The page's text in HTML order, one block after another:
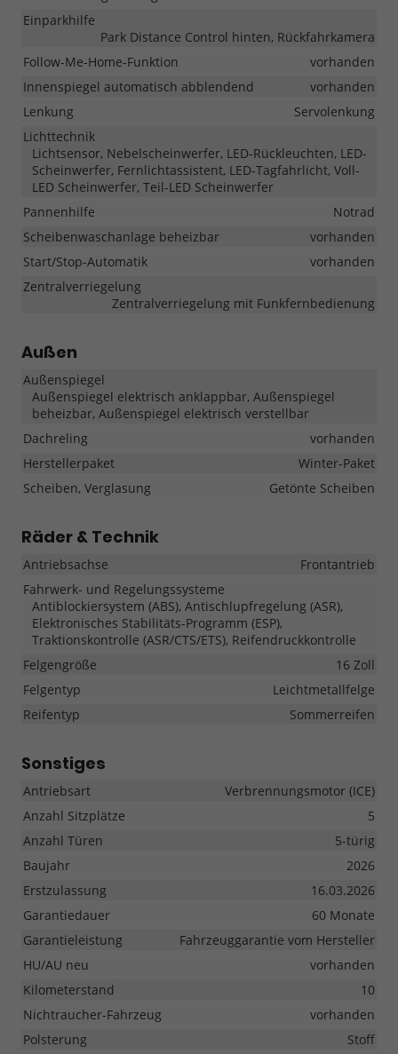
Einparkhilfe
Park Distance Control hinten, Rückfahrkamera
Follow-Me-Home-Funktion
vorhanden
Innenspiegel automatisch abblendend
vorhanden
Lenkung
Servolenkung
Lichttechnik
Lichtsensor, Nebelscheinwerfer, LED-Rückleuchten, LED-
Scheinwerfer, Fernlichtassistent, LED-Tagfahrlicht, Voll-
LED Scheinwerfer, Teil-LED Scheinwerfer
Pannenhilfe
Notrad
Scheibenwaschanlage beheizbar
vorhanden
Start/Stop-Automatik
vorhanden
Zentralverriegelung
Zentralverriegelung mit Funkfernbedienung
Außen
Außenspiegel
Außenspiegel elektrisch anklappbar, Außenspiegel
beheizbar, Außenspiegel elektrisch verstellbar
Dachreling
vorhanden
Herstellerpaket
Winter-Paket
Scheiben, Verglasung
Getönte Scheiben
Räder & Technik
Antriebsachse
Frontantrieb
Fahrwerk- und Regelungssysteme
Antiblockiersystem (ABS), Antischlupfregelung (ASR),
Elektronisches Stabilitäts-Programm (ESP),
Traktionskontrolle (ASR/CTS/ETS), Reifendruckkontrolle
Felgengröße
16 Zoll
Felgentyp
Leichtmetallfelge
Reifentyp
Sommerreifen
Sonstiges
Antriebsart
Verbrennungsmotor (ICE)
Anzahl Sitzplätze
5
Anzahl Türen
5-türig
Baujahr
2026
Erstzulassung
16.03.2026
Garantiedauer
60 Monate
Garantieleistung
Fahrzeuggarantie vom Hersteller
HU/AU neu
vorhanden
Kilometerstand
10
Nichtraucher-Fahrzeug
vorhanden
Polsterung
Stoff